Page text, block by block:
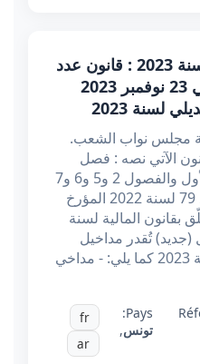
قانون المالية التعديلي لسنة 2023 : قانون عدد
12 لسنة 2023 مؤرخ في 23 نوفمبر 2023
لسنة 2023
مجلس نواب الشعب.
الآتي نصه : فصل
وحيد تنقح أحكام الفصل الأول والفصول 2 و5 و6 و7
و10 و11 من المرسوم عدد 79 لسنة 2022 المؤرخ
2022 المتعلّق بقانون المالية لسنة
(جديد) تُقدر مداخيل
Pays:
تونس,
fr
ar